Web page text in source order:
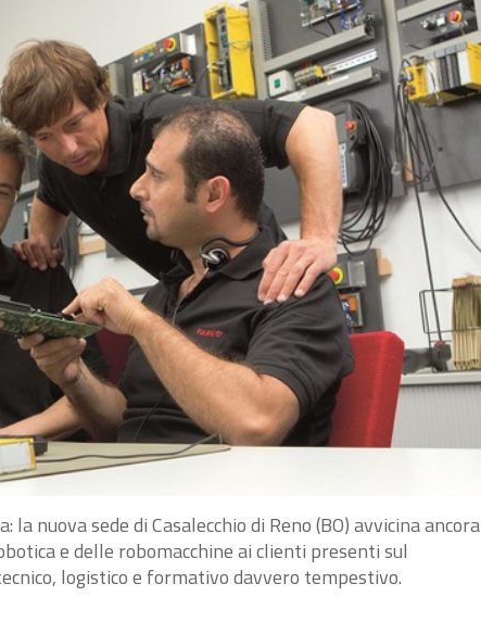
nuova sede di Casalecchio di Reno (BO) avvicina ancora
e delle robomacchine ai clienti presenti sul
logistico e formativo davvero tempestivo.